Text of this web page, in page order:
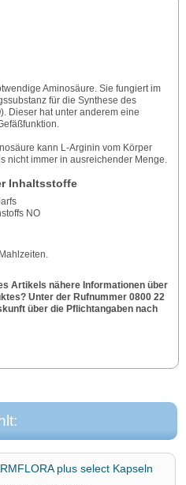
Aminosäure. Sie fungiert im
für die Synthese des
Dieser hat unter anderem eine
kann L-Arginin vom Körper
nicht immer in ausreichender Menge.
Inhaltsstoffe
NO
Artikels nähere Informationen über
Unter der Rufnummer 0800 22
über die Pflichtangaben nach
plus select Kapseln